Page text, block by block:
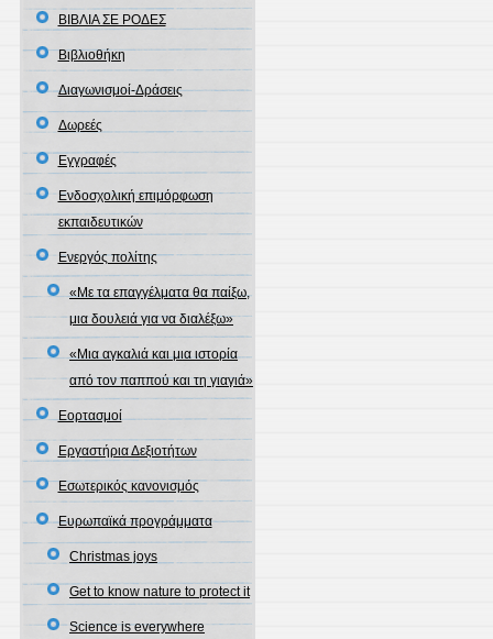
ΒΙΒΛΙΑ ΣΕ ΡΟΔΕΣ
Βιβλιοθήκη
Διαγωνισμοί-Δράσεις
Δωρεές
Εγγραφές
Ενδοσχολική επιμόρφωση
εκπαιδευτικών
Ενεργός πολίτης
«Με τα επαγγέλματα θα παίξω,
μια δουλειά για να διαλέξω»
«Μια αγκαλιά και μια ιστορία
από τον παππού και τη γιαγιά»
Εορτασμοί
Εργαστήρια Δεξιοτήτων
Εσωτερικός κανονισμός
Ευρωπαϊκά προγράμματα
Christmas joys
Get to know nature to protect it
Science is everywhere